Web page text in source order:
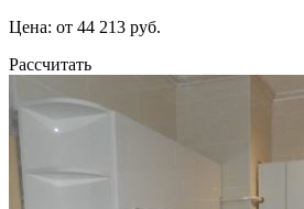
Цена: от 44 213 руб.
Рассчитать